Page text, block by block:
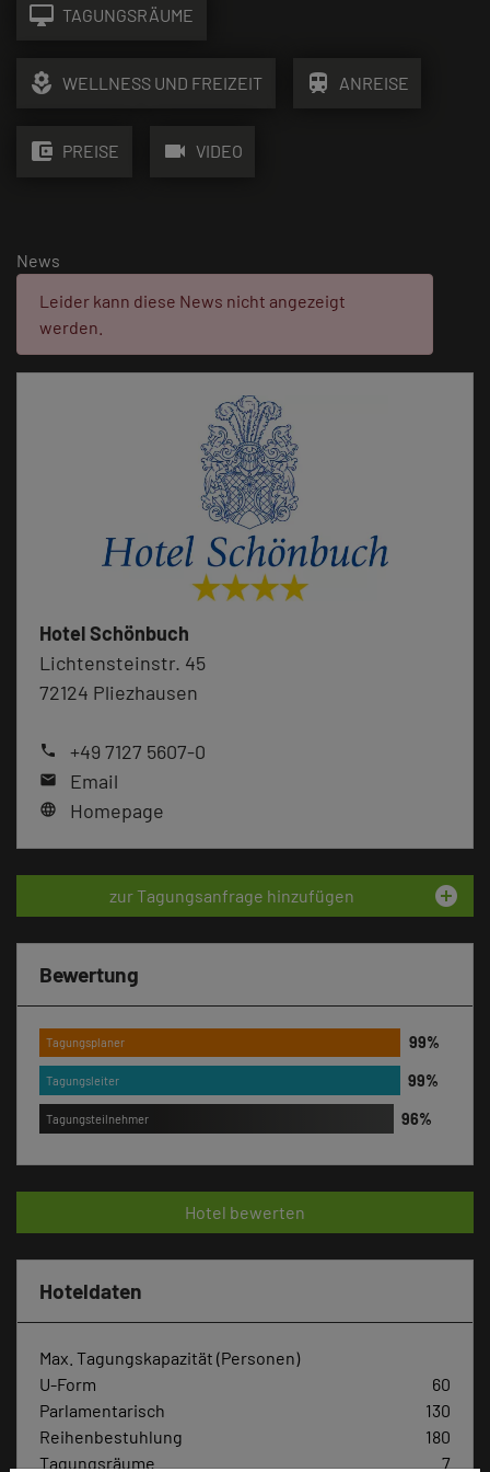
desktop_mac TAGUNGSRÄUME
local_florist WELLNESS UND FREIZEIT train ANREISE
account_balance_wallet PREISE videocam VIDEO
News
Fehler:
Leider kann diese News nicht angezeigt
werden.
Hotel Schönbuch
Lichtensteinstr. 45
72124 Pliezhausen
phone +49 7127 5607-0
mail Email
language Homepage
zur Tagungsanfrage hinzufügen add_circle
Bewertung
Tagungsplaner
Tagungsleiter
Tagungsteilnehmer
Hotel bewerten
Hoteldaten
Max. Tagungskapazität (Personen)
U-Form
60
Parlamentarisch
130
Reihenbestuhlung
180
Tagungsräume
7